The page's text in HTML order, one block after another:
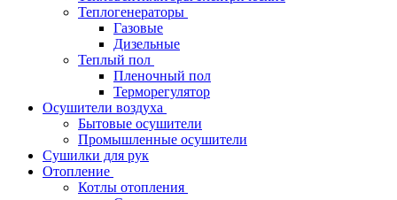
Теплогенераторы
Газовые
Дизельные
Теплый пол
Пленочный пол
Терморегулятор
Осушители воздуха
Бытовые осушители
Промышленные осушители
Сушилки для рук
Отопление
Котлы отопления